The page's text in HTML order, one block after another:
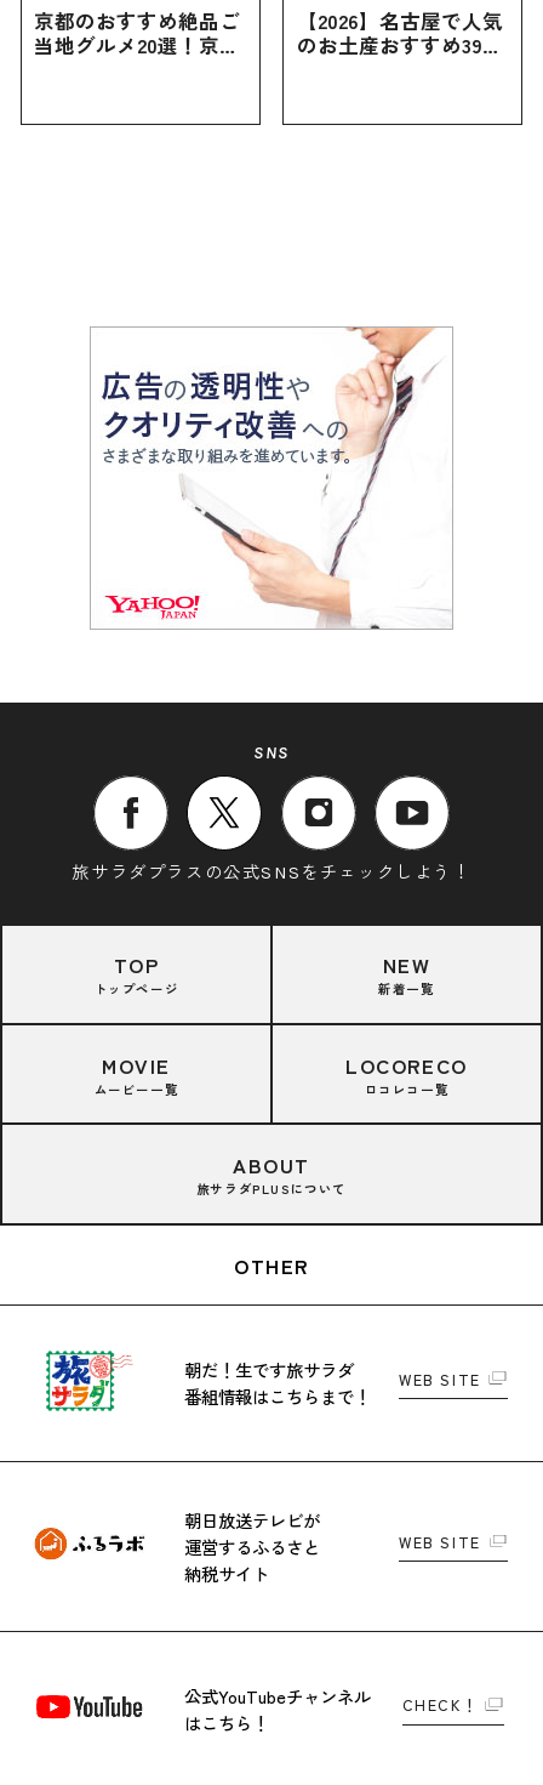
京都のおすすめ絶品ご
当地グルメ20選！京都
【2026】名古屋で人気
のお土産おすすめ39選
お土産・ばらまき用ま
SNS
旅サラダプラスの公式SNSをチェックしよう！
TOP
トップページ
NEW
新着一覧
MOVIE
ムービー一覧
LOCORECO
ロコレコ一覧
ABOUT
旅サラダPLUSについて
OTHER
朝だ！生です旅サラダ
番組情報はこちらまで！
WEB SITE
朝日放送テレビが
運営するふるさと
納税サイト
WEB SITE
公式YouTubeチャンネル
はこちら！
CHECK！